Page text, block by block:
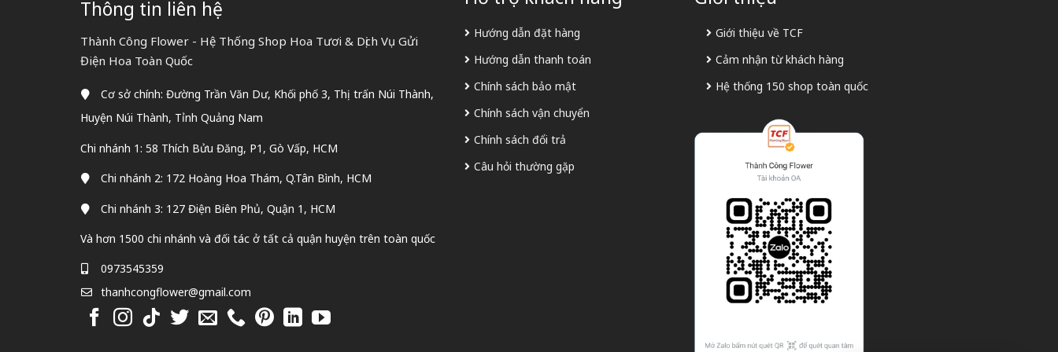
Thông tin liên hệ
Thành Công Flower - Hệ Thống Shop Hoa Tươi & Dịch Vụ Gửi
Điện Hoa Toàn Quốc
Cơ sở chính: Đường Trần Văn Dư, Khối phố 3, Thị trấn Núi Thành,
Huyện Núi Thành, Tỉnh Quảng Nam
Chi nhánh 1: 58 Thích Bửu Đăng, P1, Gò Vấp, HCM
Chi nhánh 2: 172 Hoàng Hoa Thám, Q.Tân Bình, HCM
Chi nhánh 3: 127 Điện Biên Phủ, Quận 1, HCM
Và hơn 1500 chi nhánh và đối tác ở tất cả quận huyện trên toàn quốc
0973545359
thanhcongflower@gmail.com
Hướng dẫn đặt hàng
Hướng dẫn thanh toán
Chính sách bảo mật
Chính sách vận chuyển
Chính sách đổi trả
Câu hỏi thường gặp
Giới thiệu về TCF
Cảm nhận từ khách hàng
Hệ thống 150 shop toàn quốc